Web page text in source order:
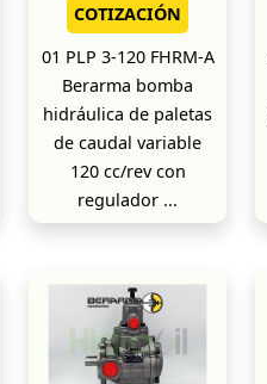
COTIZACIÓN
01 PLP 3-120 FHRM-A
Berarma bomba
hidráulica de paletas
de caudal variable
120 cc/rev con
regulador ...